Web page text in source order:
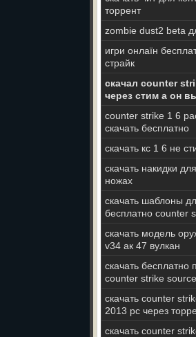
торрент
zombie dust2 beta
игри онлаїн
страйк
скачал counter
через стим а он
counter strike 1 6
скачать бесплатно
скачать кс 1 6 не
скачать накидки
ножах
скачать шаблоны
бесплатно counter
скачать модель
v34 ак 47 вулкан
скачать бесплатно
counter strike source
скачать counter
2013 pc через
скачать counter